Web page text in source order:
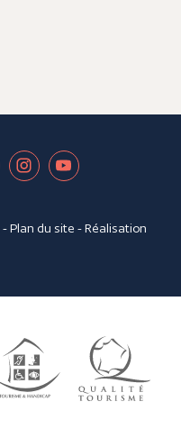
-Plan du site - Réalisation